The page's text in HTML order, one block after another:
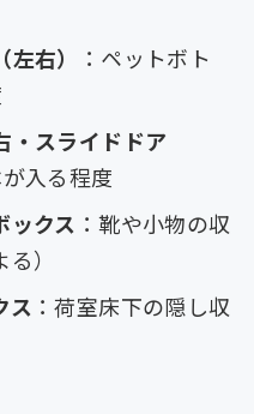
右）
：ペットボト
・スライドドア
入る程度
ックス ：靴や小物の収
）
ス ：荷室床下の隠し収